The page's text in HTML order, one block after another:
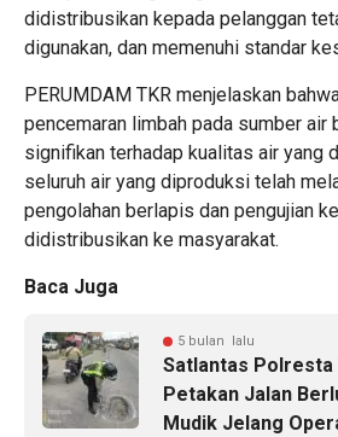
didistribusikan kepada pelanggan
digunakan, dan memenuhi standar
PERUMDAM TKR menjelaskan
pencemaran limbah pada sumber air
signifikan terhadap kualitas air yang
seluruh air yang diproduksi telah
pengolahan berlapis dan pengujian
didistribusikan ke masyarakat.
Baca Juga
5 bulan lalu
Satlantas Polresta
Petakan Jalan
Mudik Jelang